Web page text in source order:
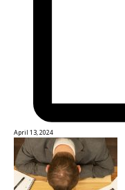
April 13, 2024